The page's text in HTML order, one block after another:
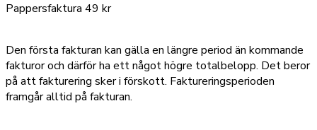
Pappersfaktura 49 kr
Den första fakturan kan gälla en längre period än kommande
fakturor och därför ha ett något högre totalbelopp. Det beror
på att fakturering sker i förskott. Faktureringsperioden
framgår alltid på fakturan.